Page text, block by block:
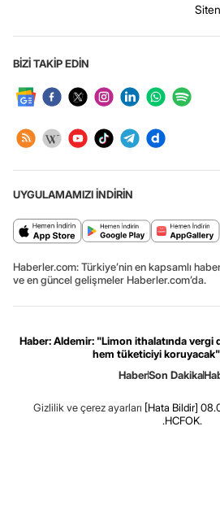
BİZİ TAKİP EDİN
UYGULAMAMIZI İNDİRİN
Haberler.com: Türkiye’nin en kapsamlı
ve en güncel gelişmeler Haberler.com’da.
Haber: Aldemir: "Limon ithalatında
hem tüketiciyi
HaberSon Dakika
Gizlilik ve çerez ayarları [Hata Bildir]
.HCFOK.